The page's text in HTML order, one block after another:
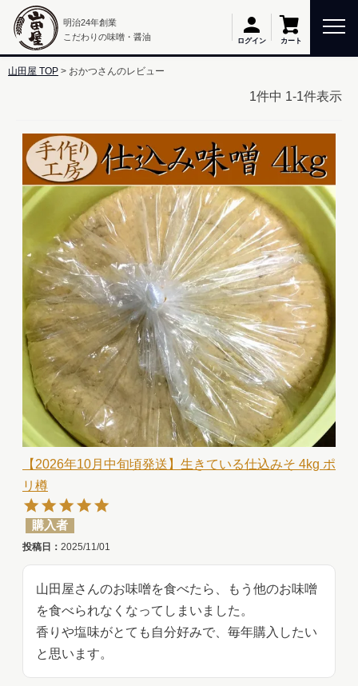
明治24年創業
こだわりの味噌・醤油
ログイン カート
山田屋 TOP おかつさんのレビュー
1件中 1-1件表示
【2026年10月中旬頃発送】生きている仕込みそ 4kg ポ
リ樽
購入者
投稿日 2025/11/01
山田屋さんのお味噌を食べたら、もう他のお味噌
を食べられなくなってしまいました。
香りや塩味がとても自分好みで、毎年購入したい
と思います。